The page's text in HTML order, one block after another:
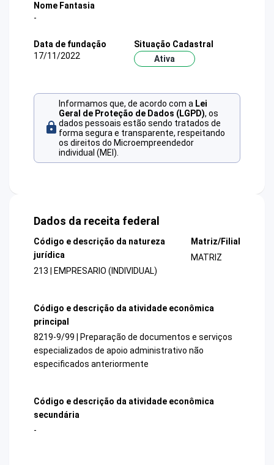
Nome Fantasia
-
Data de fundação
17/11/2022
Situação Cadastral
Ativa
Informamos que, de acordo com a Lei
Geral de Proteção de Dados (LGPD), os
dados pessoais estão sendo tratados de
forma segura e transparente, respeitando
os direitos do Microempreendedor
individual (MEI).
Dados da receita federal
Código e descrição da natureza
jurídica
213 | EMPRESARIO (INDIVIDUAL)
Matriz/Filial
MATRIZ
Código e descrição da atividade econômica
principal
8219-9/99 | Preparação de documentos e serviços
especializados de apoio administrativo não
especificados anteriormente
Código e descrição da atividade econômica
secundária
-